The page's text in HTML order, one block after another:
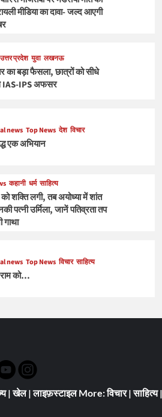
मीडिया का दावा- जल्द आएगी
उत्तर प्रदेश युवा लखनऊ
का बड़ा फैसला, छात्रों को सीधे
IAS-IPS अफसर
news Top News देश विचार
एक अभियान
कहानी धर्म साहित्य
शक्ति लगी, तब अयोध्या में शांत
पत्नी उर्मिला, जानें पतिव्रता तप
news Top News विचार साहित्य
राम को…
|खेल|लाइफ़स्टाइल More:विचार|साहित्य|